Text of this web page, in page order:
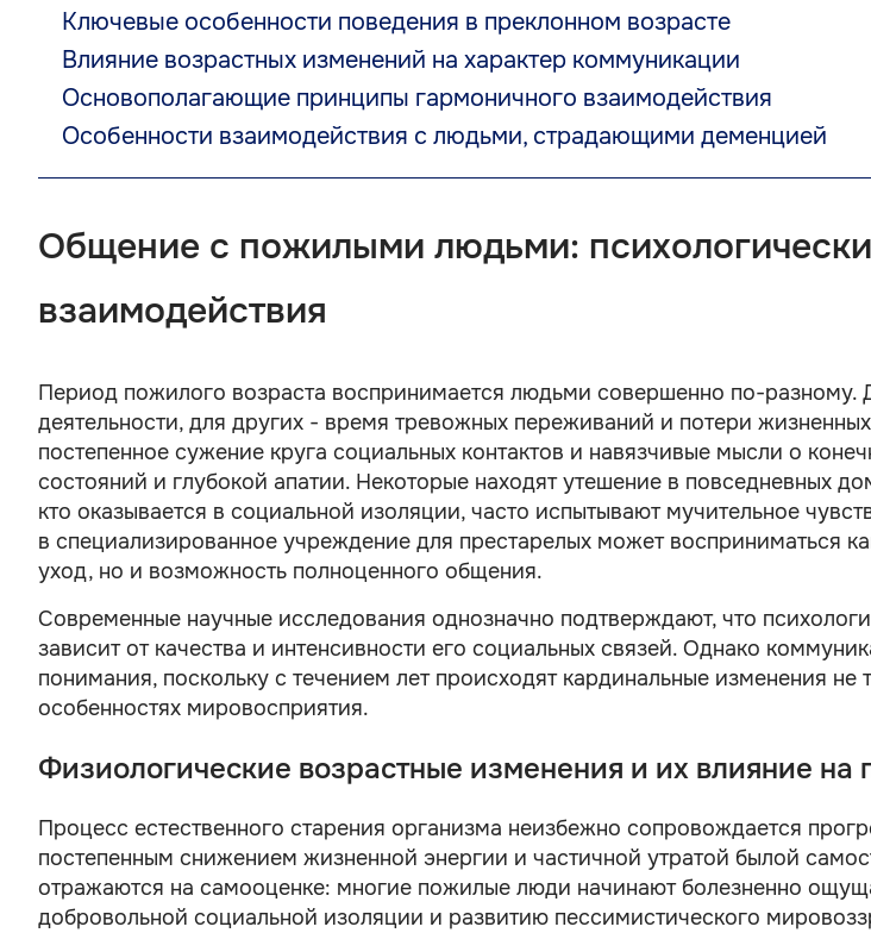
Ключевые особенности поведения в преклонном возрасте
Влияние возрастных изменений на характер коммуникации
Основополагающие принципы гармоничного взаимодействия
Особенности взаимодействия с людьми, страдающими деменцией
Общение с пожилыми людьми:
взаимодействия
Период пожилого возраста воспринимается людьми совершенно по-разному.
деятельности, для других - время тревожных переживаний и потери
постепенное сужение круга социальных контактов и навязчивые мысли о
состояний и глубокой апатии. Некоторые находят утешение в повседневных
кто оказывается в социальной изоляции, часто испытывают мучительное
в специализированное учреждение для престарелых может восприниматься
уход, но и возможность полноценного общения.
Современные научные исследования однозначно подтверждают, что
зависит от качества и интенсивности его социальных связей. Однако
понимания, поскольку с течением лет происходят кардинальные изменения
особенностях мировосприятия.
Физиологические возрастные изменения и их влияние
Процесс естественного старения организма неизбежно сопровождается
постепенным снижением жизненной энергии и частичной утратой былой
отражаются на самооценке: многие пожилые люди начинают болезненно
добровольной социальной изоляции и развитию пессимистического